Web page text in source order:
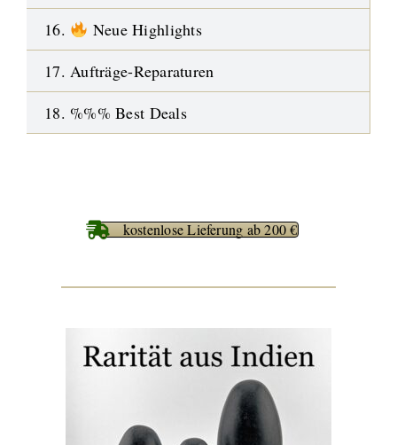
16.
Neue Highlights
17. Aufträge-Reparaturen
18. %%% Best Deals
kostenlose Lieferung ab 200 €